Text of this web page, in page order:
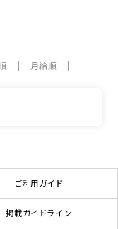
月給順
ご利用ガイド
掲載ガイドライン